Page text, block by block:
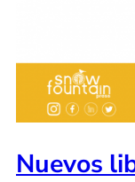
Nuevos